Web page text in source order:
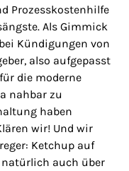
Prozesskostenhilfe
Als Gimmick
Kündigungen von
also aufgepasst
die moderne
nahbar zu
haben
wir! Und wir
Ketchup auf
natürlich auch über